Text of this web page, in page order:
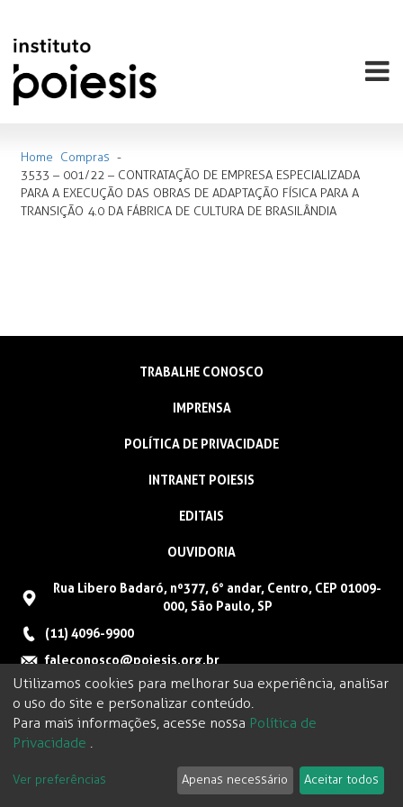
Home Compras -
3533 – 001/22 – CONTRATAÇÃO DE EMPRESA ESPECIALIZADA
PARA A EXECUÇÃO DAS OBRAS DE ADAPTAÇÃO FÍSICA PARA A
TRANSIÇÃO 4.0 DA FÁBRICA DE CULTURA DE BRASILÂNDIA
TRABALHE CONOSCO
IMPRENSA
POLÍTICA DE PRIVACIDADE
INTRANET POIESIS
EDITAIS
OUVIDORIA
Rua Libero Badaró, nº377, 6° andar, Centro, CEP 01009-
000, São Paulo, SP
(11) 4096-9900
faleconosco@poiesis.org.br
Utilizamos cookies para melhorar sua experiência, analisar
o uso do site e personalizar conteúdo.
Para mais informações, acesse nossa Política de
Privacidade .
Ver preferências Apenas necessário Aceitar todos